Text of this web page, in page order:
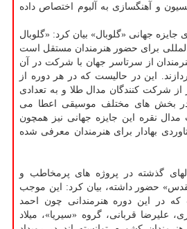
و آهنگسازی به آلبوم اختصاص داده
جهانی «گلوبال» بیان کرد: «گلوبال
المللی برای حضور هنرمندان مستقل است
از سرتاسر جهان با شرکت در آن
این در حالیست که در هر دوره از
ها تنها به ۹ نفر از شرکت کنندگان مدال طلا و به تعدادی
در بخش های مختلف موسیقی اعطا می
مدال نقره این جایزه جهانی نیز همچون
بهادار برای هنرمندان معرفی شده
گذشته در پروژه های پرمخاطب و
حضور داشته، بیان کرد: این موجب
در این دوره هنرمندانی چون احمد
علیرضا قربانی، گروه «سیریا»، میلاد